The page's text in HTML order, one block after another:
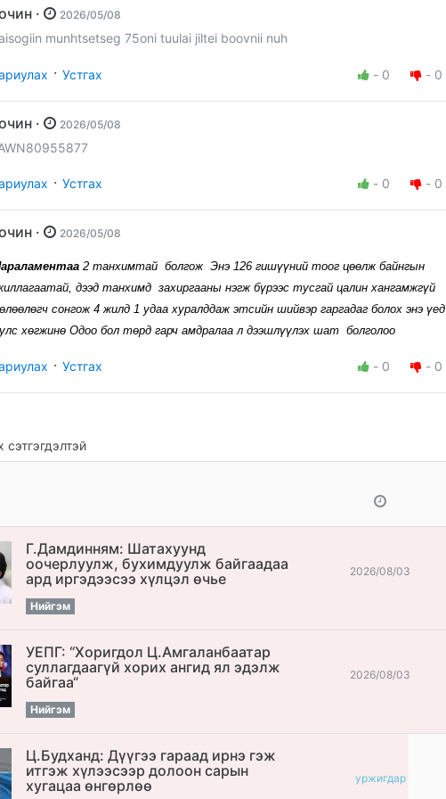
Зочин · 2026/05/08
munhtsetseg 75oni tuulai jiltei boovnii nuh
· Устгах - 0 - 0
Зочин · 2026/05/08
· Устгах - 0 - 0
Зочин · 2026/05/08
2 танхимтай болгож Энэ 126 гишүүний тоог цөөлж байнгын
дээд танхимд захиргааны нэгж бүрээс тусгай цалин хангамжгүй
сонгож 4 жилд 1 удаа хуралддаж этсийн шийвэр гаргадаг болох энэ үед
хөгжинө Одоо бол төрд гарч амдралаа л дээшлүүлэх шат болголоо
· Устгах - 0 - 0
Г.Дамдинням: Шатахуунд
оочерлуулж, бухимдуулж байгаадаа
ард иргэдээсээ хүлцэл өчье
Нийгэм
2026/08/03
УЕПГ: “Хоригдол Ц.Амгаланбаатар
cуллагдаагүй хорих ангид ял эдэлж
байгаа“
Нийгэм
2026/08/03
Ц.Будханд: Дүүгээ гараад ирнэ гэж
итгэж хүлээсээр долоон сарын
хугацаа өнгөрлөө
уржигдар